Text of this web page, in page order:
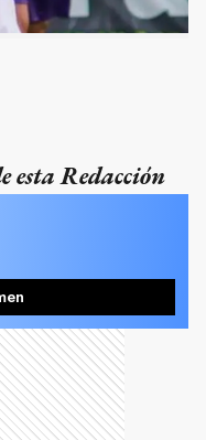
esta Redacción